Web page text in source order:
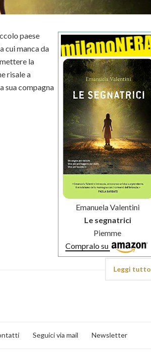
Emanuela Valentini
Le segnatrici
Piemme
Compralo su
paese
cui manca da
la
risale a
sua compagna
Leggi tutto
Seguici via mail Newsletter